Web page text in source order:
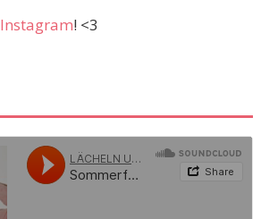
Instagram! <3